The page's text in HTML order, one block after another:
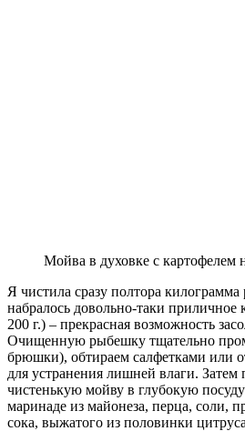
Мойва в духовке с картофелем
Я чистила сразу полтора
набралось довольно-таки приличное
200 г.) – прекрасная возможность
Очищенную рыбешку тщательно
брюшки), обтираем салфетками или
для устранения лишней влаги.
чистенькую мойву в глубокую
маринаде из майонеза, перца, соли,
сока, выжатого из половинки